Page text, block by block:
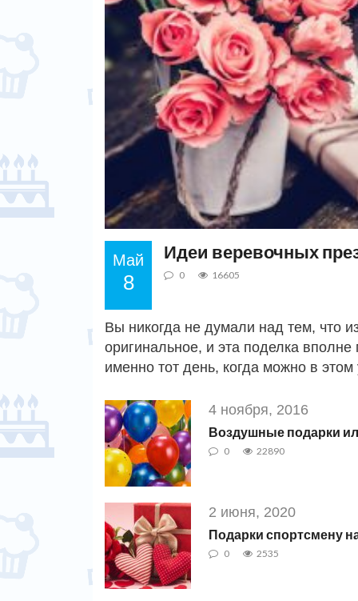
Май
8
Идеи веревочных
0 16605
Вы никогда не думали над тем, что
оригинальное, и эта поделка вполне
именно тот день, когда можно в
4 ноября, 2016
Воздушные подарки
0 22890
2 июня, 2020
Подарки спортсмену
0 2535